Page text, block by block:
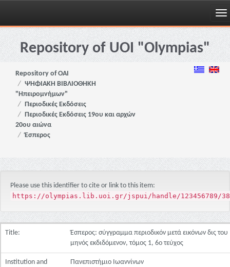
Skip
navigationRepository of UOI "Olympias"
Repository of OAI
ΨΗΦΙΑΚΗ ΒΙΒΛΙΟΘΗΚΗ
"Ηπειρομνήμων"
Περιοδικές Εκδόσεις
Περιοδικές Εκδόσεις 19ου και αρχών
20ου αιώνα
Έσπερος
Please use this identifier to cite or link to this item:
https://olympias.lib.uoi.gr/jspui/handle/123456789/
Title:
Έσπερος: σύγγραμμα περιοδικόν μετά εικόνων δις του
μηνός εκδιδόμενον, τόμος 1, 6ο τεύχος
Institution and
Πανεπιστήμιο Ιωαννίνων